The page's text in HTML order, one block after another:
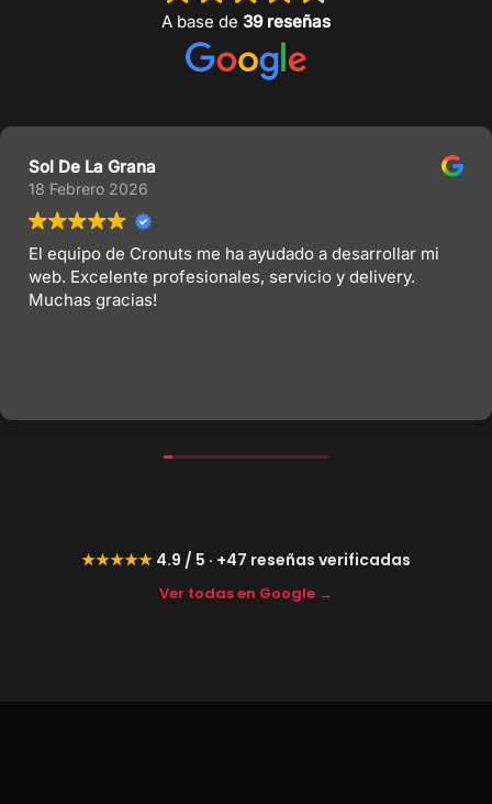
A base de 39 reseñas
Sol De La Grana
18 Febrero 2026
El equipo de Cronuts me ha ayudado a desarrollar mi
web. Excelente profesionales, servicio y delivery.
Muchas gracias!
★★★★★ 4.9 / 5 · +47 reseñas verificadas
Ver todas en Google →